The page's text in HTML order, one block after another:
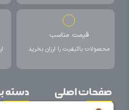
قیمت مناسب
محصولات باکیفیت را ارزان بخرید
صفحات اصلی دسته